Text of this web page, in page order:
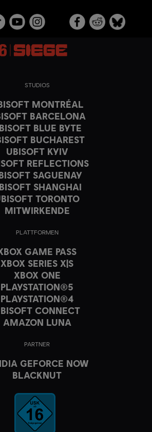
STUDIOS
MONTRÉAL
BARCELONA
BLUE BYTE
BUCHAREST
UBISOFT KYIV
REFLECTIONS
SAGUENAY
SHANGHAI
TORONTO
MITWIRKENDE
PLATTFORMEN
GAME PASS
XBOX SERIES X|S
XBOX ONE
PLAYSTATION®5
PLAYSTATION®4
CONNECT
AMAZON LUNA
PARTNER
GEFORCE NOW
BLACKNUT